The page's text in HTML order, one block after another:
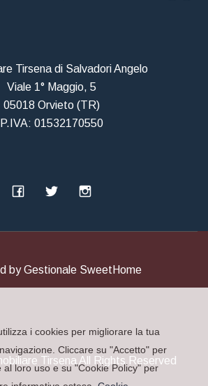
Tirsena di Salvadori Angelo
Viale 1° Maggio, 5
05018 Orvieto (TR)
P.IVA: 01532170550
byGestionale SweetHome
Tirsena All Rights Reserved
i cookies per migliorare la tua
Cliccare su "Accetto" per
al loro uso e su "Cookie Policy" per